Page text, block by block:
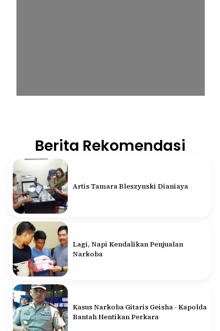
Berita Rekomendasi
Artis Tamara Bleszynski Dianiaya
Lagi, Napi Kendalikan Penjualan
Narkoba
Kasus Narkoba Gitaris Geisha - Kapolda
Bantah Hentikan Perkara